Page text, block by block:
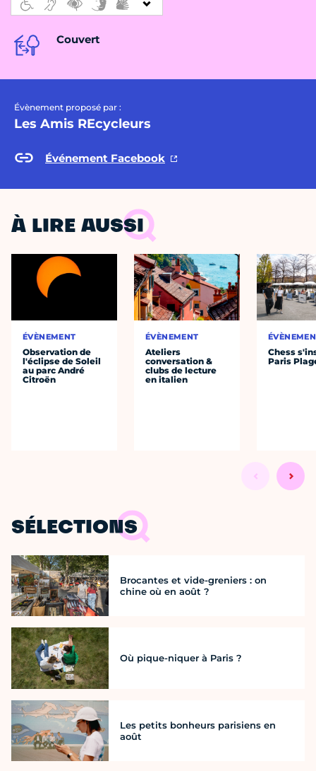
Couvert
Évènement proposé par :
Les Amis REcycleurs
Événement Facebook
À LIRE AUSSI
ÉVÈNEMENT
Observation de
l'éclipse de Soleil
au parc André
Citroën
ÉVÈNEMENT
Ateliers
conversation &
clubs de lecture
en italien
Chess
Paris
SÉLECTIONS
Brocantes et vide-greniers : on
chine où en août ?
Où pique-niquer à Paris ?
Les petits bonheurs parisiens en
août